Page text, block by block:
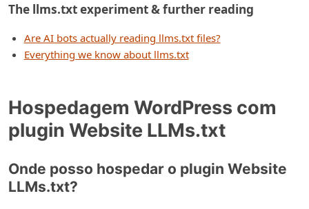
Hospedagem WordPress com
plugin Website LLMs.txt
Onde posso hospedar o plugin Website
LLMs.txt?
The llms.txt experiment & further reading
Are AI bots actually reading llms.txt files?
Everything we know about llms.txt